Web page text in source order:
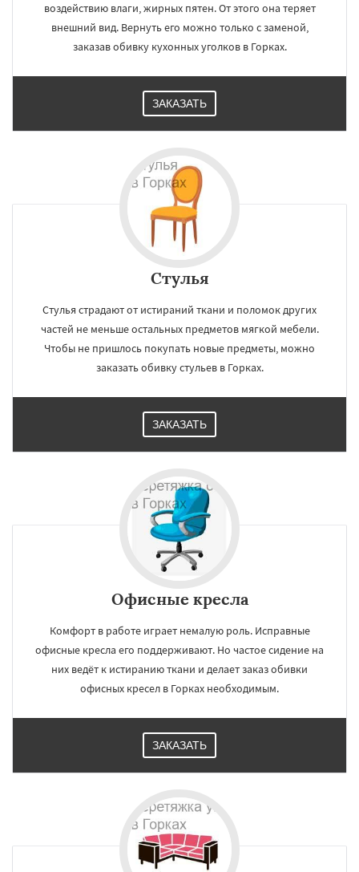
воздействию влаги, жирных пятен. От этого она теряет
внешний вид. Вернуть его можно только с заменой,
заказав обивку кухонных уголков в Горках.
ЗАКАЗАТЬ
Стулья
Стулья страдают от истираний ткани и поломок других
частей не меньше остальных предметов мягкой мебели.
Чтобы не пришлось покупать новые предметы, можно
заказать обивку стульев в Горках.
ЗАКАЗАТЬ
Офисные кресла
Комфорт в работе играет немалую роль. Исправные
офисные кресла его поддерживают. Но частое сидение на
них ведёт к истиранию ткани и делает заказ обивки
офисных кресел в Горках необходимым.
ЗАКАЗАТЬ